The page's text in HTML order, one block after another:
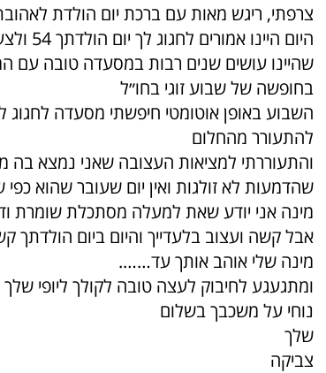
צרפתי, ריגש מאות עם ברכת יום הולדת
היום
שהיינו עושים שנים רבות במסעדה טובה
בחופשה של שבוע זוגי בחו״ל
השבוע באופן אוטומטי חיפשתי מסעדה לחגוג
להתעורר מהחלום
והתעוררתי למציאות העצובה שאני נמצא בה
שהדמעות לא זולגות ואין יום שעובר שהוא כפי
מינה אני יודע שאת למעלה מסתכלת שומרת
אבל קשה ועצוב בלעדייך והיום ביום הולדתך
מינה שלי אוהב אותך עד…….
ומתגעגע לחיבוק לעצה טובה לקולך ליופי
נוחי על משכבך בשלום
שלך
צביקה